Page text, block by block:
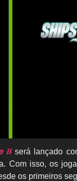
IIserá lançado
Com isso, os
os primeiros